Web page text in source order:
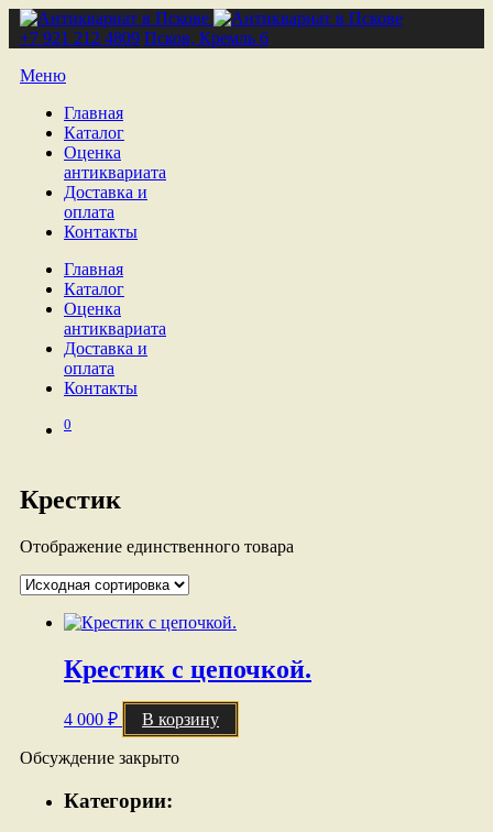
+7 921 212 4809 Псков, Кремль 6
Меню
Главная
Каталог
Оценка
антиквариата
Доставка и
оплата
Контакты
Главная
Каталог
Оценка
антиквариата
Доставка и
оплата
Контакты
0
Крестик
Отображение единственного товара
Крестик с цепочкой.
4 000 ₽ В корзину
Обсуждение закрыто
Категории: